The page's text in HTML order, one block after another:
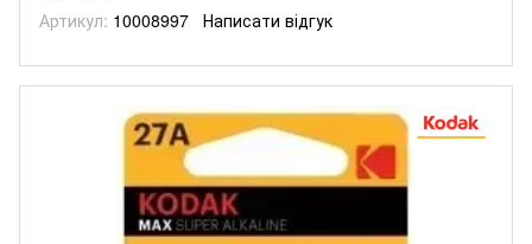
Артикул: 10008997 Написати відгук